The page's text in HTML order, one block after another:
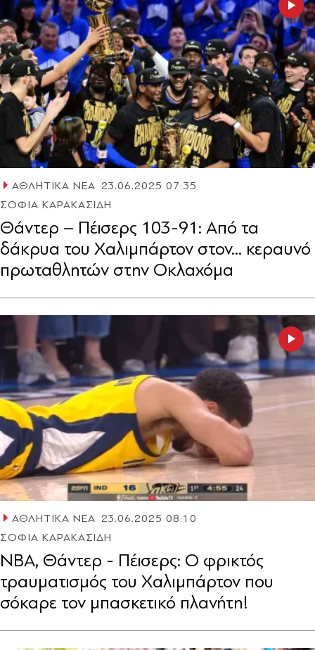
ΑΘΛΗΤΙΚΑ ΝΕΑ 23.06.2025 07:35
ΣΟΦΙΑ ΚΑΡΑΚΑΣΙΔΗ
Θάντερ – Πέισερς 103-91: Από τα
δάκρυα του Χαλιμπάρτον στον... κεραυνό
πρωταθλητών στην Οκλαχόμα
ΑΘΛΗΤΙΚΑ ΝΕΑ 23.06.2025 08:10
ΣΟΦΙΑ ΚΑΡΑΚΑΣΙΔΗ
ΝΒΑ, Θάντερ - Πέισερς: Ο φρικτός
τραυματισμός του Χαλιμπάρτον που
σόκαρε τον μπασκετικό πλανήτη!